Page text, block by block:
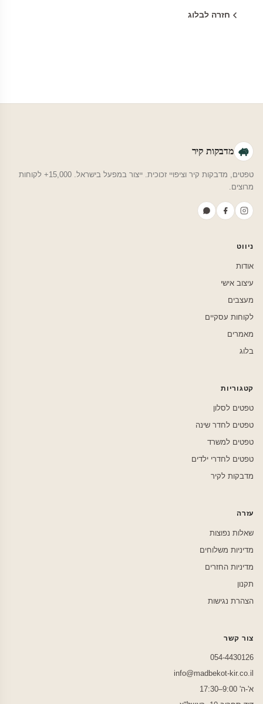
חזרה לבלוג
מדבקות קיר
טפטים, מדבקות קיר וציפויי זכוכית. ייצור במפעל בישראל. 15,000+ לקוחות
מרוצים.
ניווט
אודות
עיצוב אישי
מעצבים
לקוחות עסקיים
מאמרים
בלוג
קטגוריות
טפטים לסלון
טפטים לחדר שינה
טפטים למשרד
טפטים לחדרי ילדים
מדבקות לקיר
עזרה
שאלות נפוצות
מדיניות משלוחים
מדיניות החזרים
תקנון
הצהרת נגישות
צור קשר
054-4430126
info@madbekot-kir.co.il
א'-ה' 9:00–17:30